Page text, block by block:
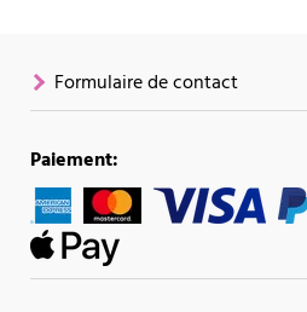
Formulaire de contact
Paiement: